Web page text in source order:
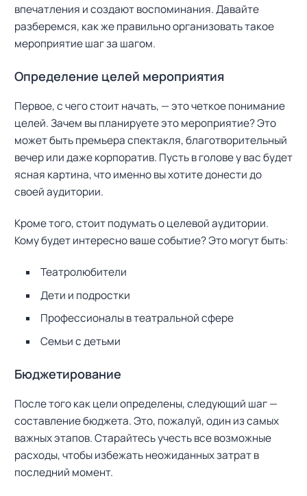
впечатления и создают воспоминания. Давайте
разберемся, как же правильно организовать такое
мероприятие шаг за шагом.
Определение целей мероприятия
Первое, с чего стоит начать, — это четкое понимание
целей. Зачем вы планируете это мероприятие? Это
может быть премьера спектакля, благотворительный
вечер или даже корпоратив. Пусть в голове у вас будет
ясная картина, что именно вы хотите донести до
своей аудитории.
Кроме того, стоит подумать о целевой аудитории.
Кому будет интересно ваше событие? Это могут быть:
Театролюбители
Дети и подростки
Профессионалы в театральной сфере
Семьи с детьми
Бюджетирование
После того как цели определены, следующий шаг —
составление бюджета. Это, пожалуй, один из самых
важных этапов. Старайтесь учесть все возможные
расходы, чтобы избежать неожиданных затрат в
последний момент.